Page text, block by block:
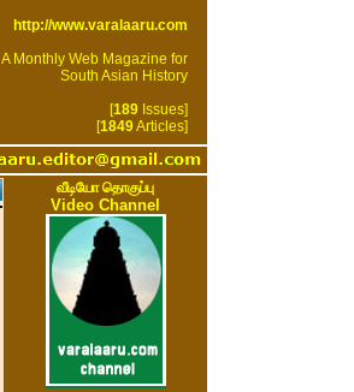
http://www.varalaaru.com
A Monthly Web Magazine for
South Asian History
[189Issues]
[1849Articles]
வீடியோ தொகுப்பு
Video Channel